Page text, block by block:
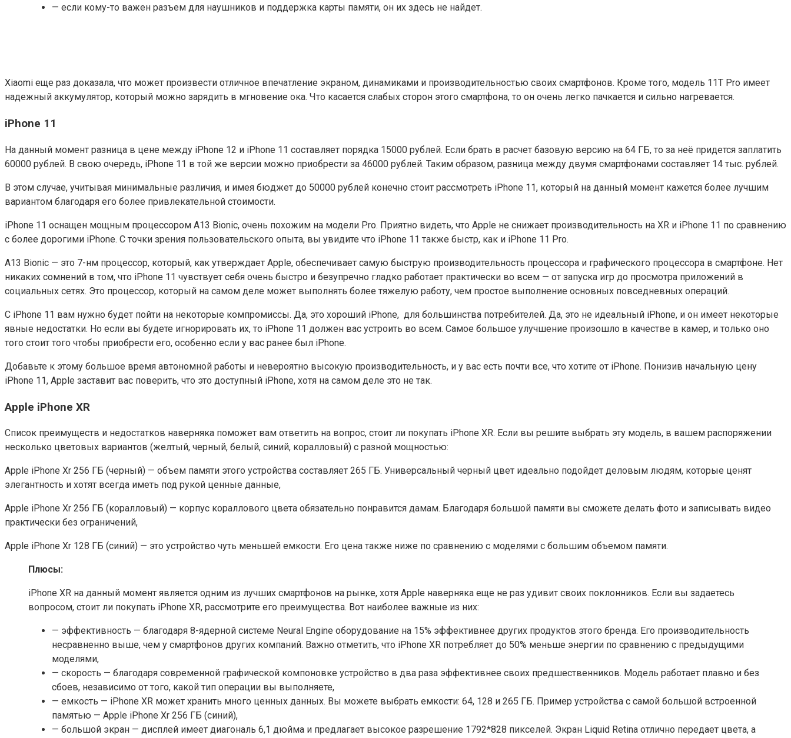
— если кому-то важен разъем для наушников и поддержка карты памяти, он их здесь не найдет.
Xiaomi еще раз доказала, что может произвести отличное впечатление экраном, динамиками и производительностью своих смартфонов. Кроме того, модель 11T Pro имеет
надежный аккумулятор, который можно зарядить в мгновение ока. Что касается слабых сторон этого смартфона, то он очень легко пачкается и сильно нагревается.
iPhone 11
На данный момент разница в цене между iPhone 12 и iPhone 11 составляет порядка 15000 рублей. Если брать в расчет базовую версию на 64 ГБ, то за неё придется заплатить
60000 рублей. В свою очередь, iPhone 11 в той же версии можно приобрести за 46000 рублей. Таким образом, разница между двумя смартфонами составляет 14 тыс. рублей.
В этом случае, учитывая минимальные различия, и имея бюджет до 50000 рублей конечно стоит рассмотреть iPhone 11, который на данный момент кажется более лучшим
вариантом благодаря его более привлекательной стоимости.
iPhone 11 оснащен мощным процессором A13 Bionic, очень похожим на модели Pro. Приятно видеть, что Apple не снижает производительность на XR и iPhone 11 по сравнению
с более дорогими iPhone. С точки зрения пользовательского опыта, вы увидите что iPhone 11 также быстр, как и iPhone 11 Pro.
A13 Bionic — это 7-нм процессор, который, как утверждает Apple, обеспечивает самую быструю производительность процессора и графического процессора в смартфоне. Нет
никаких сомнений в том, что iPhone 11 чувствует себя очень быстро и безупречно гладко работает практически во всем — от запуска игр до просмотра приложений в
социальных сетях. Это процессор, который на самом деле может выполнять более тяжелую работу, чем простое выполнение основных повседневных операций.
С iPhone 11 вам нужно будет пойти на некоторые компромиссы. Да, это хороший iPhone, для большинства потребителей. Да, это не идеальный iPhone, и он имеет некоторые
явные недостатки. Но если вы будете игнорировать их, то iPhone 11 должен вас устроить во всем. Самое большое улучшение произошло в качестве в камер, и только оно
того стоит того чтобы приобрести его, особенно если у вас ранее был iPhone.
Добавьте к этому большое время автономной работы и невероятно высокую производительность, и у вас есть почти все, что хотите от iPhone. Понизив начальную цену
iPhone 11, Apple заставит вас поверить, что это доступный iPhone, хотя на самом деле это не так.
Apple iPhone XR
Список преимуществ и недостатков наверняка поможет вам ответить на вопрос, стоит ли покупать iPhone XR. Если вы решите выбрать эту модель, в вашем распоряжении
несколько цветовых вариантов (желтый, черный, белый, синий, коралловый) с разной мощностью:
Apple iPhone Xr 256 ГБ (черный) — объем памяти этого устройства составляет 265 ГБ. Универсальный черный цвет идеально подойдет деловым людям, которые ценят
элегантность и хотят всегда иметь под рукой ценные данные,
Apple iPhone Xr 256 ГБ (коралловый) — корпус кораллового цвета обязательно понравится дамам. Благодаря большой памяти вы сможете делать фото и записывать видео
практически без ограничений,
Apple iPhone Xr 128 ГБ (синий) — это устройство чуть меньшей емкости. Его цена также ниже по сравнению с моделями с большим объемом памяти.
Плюсы:
iPhone XR на данный момент является одним из лучших смартфонов на рынке, хотя Apple наверняка еще не раз удивит своих поклонников. Если вы задаетесь
вопросом, стоит ли покупать iPhone XR, рассмотрите его преимущества. Вот наиболее важные из них:
— эффективность — благодаря 8-ядерной системе Neural Engine оборудование на 15% эффективнее других продуктов этого бренда. Его производительность
несравненно выше, чем у смартфонов других компаний. Важно отметить, что iPhone XR потребляет до 50% меньше энергии по сравнению с предыдущими
моделями,
— скорость — благодаря современной графической компоновке устройство в два раза эффективнее своих предшественников. Модель работает плавно и без
сбоев, независимо от того, какой тип операции вы выполняете,
— емкость — iPhone XR может хранить много ценных данных. Вы можете выбрать емкости: 64, 128 и 265 ГБ. Пример устройства с самой большой встроенной
памятью — Apple iPhone Xr 256 ГБ (синий),
— большой экран — дисплей имеет диагональ 6,1 дюйма и предлагает высокое разрешение 1792*828 пикселей. Экран Liquid Retina отлично передает цвета, а